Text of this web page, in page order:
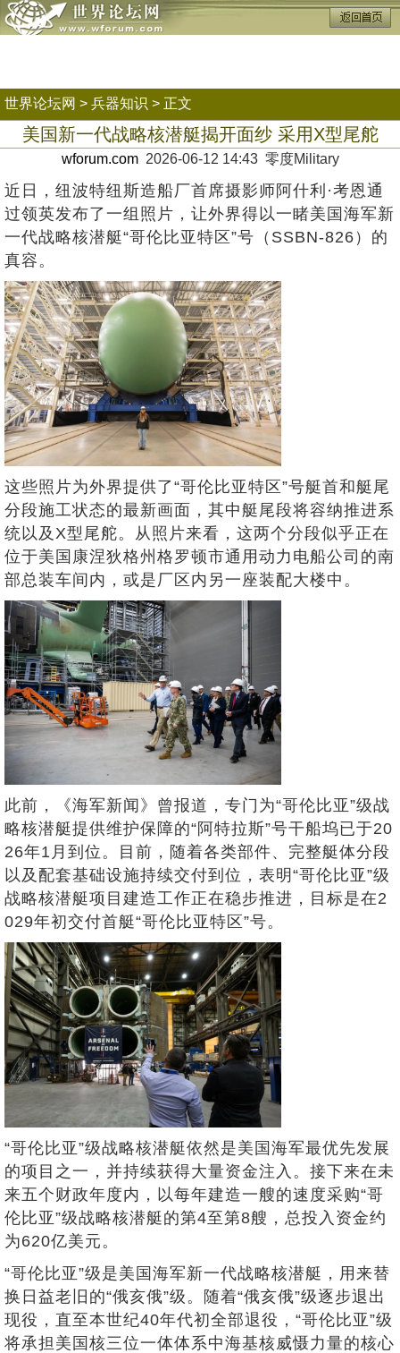
世界论坛网 > 兵器知识 > 正文
美国新一代战略核潜艇揭开面纱 采用X型尾舵
wforum.com2026-06-12 14:43 零度Military
近日，纽波特纽斯造船厂首席摄影师阿什利·考恩通
过领英发布了一组照片，让外界得以一睹美国海军新
一代战略核潜艇“哥伦比亚特区”号（SSBN-826）的
真容。
这些照片为外界提供了“哥伦比亚特区”号艇首和艇尾
分段施工状态的最新画面，其中艇尾段将容纳推进系
统以及X型尾舵。从照片来看，这两个分段似乎正在
位于美国康涅狄格州格罗顿市通用动力电船公司的南
部总装车间内，或是厂区内另一座装配大楼中。
此前，《海军新闻》曾报道，专门为“哥伦比亚”级战
略核潜艇提供维护保障的“阿特拉斯”号干船坞已于20
26年1月到位。目前，随着各类部件、完整艇体分段
以及配套基础设施持续交付到位，表明“哥伦比亚”级
战略核潜艇项目建造工作正在稳步推进，目标是在2
029年初交付首艇“哥伦比亚特区”号。
“哥伦比亚”级战略核潜艇依然是美国海军最优先发展
的项目之一，并持续获得大量资金注入。接下来在未
来五个财政年度内，以每年建造一艘的速度采购“哥
伦比亚”级战略核潜艇的第4至第8艘，总投入资金约
为620亿美元。
“哥伦比亚”级是美国海军新一代战略核潜艇，用来替
换日益老旧的“俄亥俄”级。随着“俄亥俄”级逐步退出
现役，直至本世纪40年代初全部退役，“哥伦比亚”级
将承担美国核三位一体体系中海基核威慑力量的核心